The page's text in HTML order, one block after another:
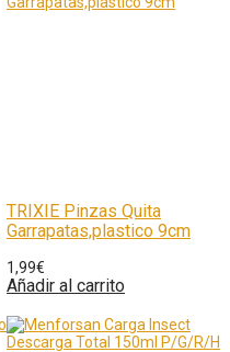
TRIXIE Pinzas Quita
Garrapatas,plastico 9cm
1,99€
Añadir al carrito